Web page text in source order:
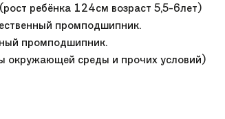
ребёнка 124см возраст 5,5-6лет)
промподшипник.
промподшипник.
окружающей среды и прочих условий)